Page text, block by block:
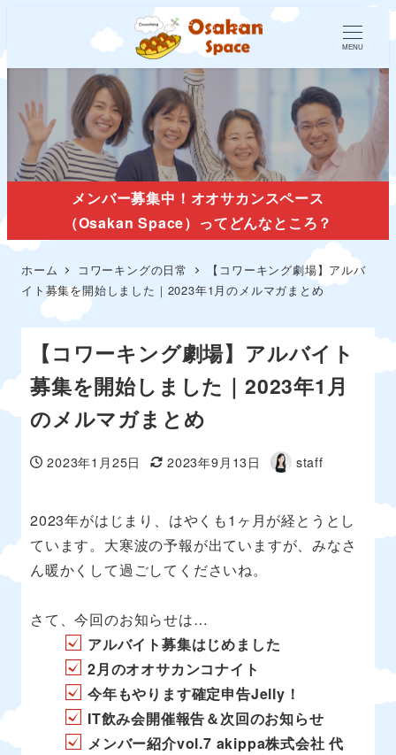
MENU
メンバー募集中！オオサカンスペース
（Osakan Space）ってどんなところ？
ホーム コワーキングの日常
【コワーキング劇場】アルバ
イト募集を開始しました｜2023年1月のメルマガまとめ
【コワーキング劇場】アルバイト
募集を開始しました｜2023年1月
のメルマガまとめ
投稿日
2023年1月25日
更新日
2023年9月13日
著
staff
2023年がはじまり、はやくも1ヶ月が経とうとし
ています。大寒波の予報が出ていますが、みなさ
ん暖かくして過ごしてくださいね。
さて、今回のお知らせは…
アルバイト募集はじめました
2月のオオサカンコナイト
今年もやります確定申告Jelly！
IT飲み会開催報告＆次回のお知らせ
メンバー紹介vol.7 akippa株式会社 代